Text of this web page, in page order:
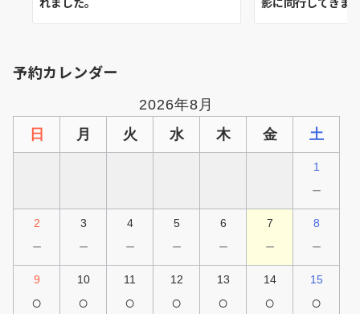
予約カレンダー
2026年8月
日
月 火 水 木 金 土
1
－
2
－
3
－
4
－
5
－
6
－
7
－
8
－
9
○
10
○
11
○
12
○
13
○
14
○
15
○